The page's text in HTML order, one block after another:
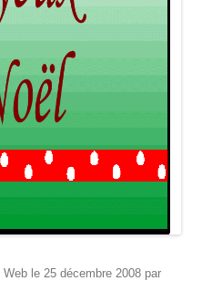
Web le 25 décembre 2008 par